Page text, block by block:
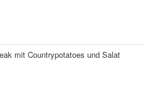
mit Countrypotatoes und Salat